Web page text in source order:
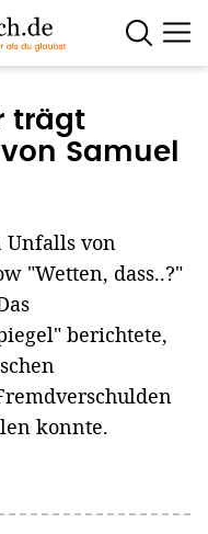
trägt
Samuel
Unfalls von
"Wetten, dass..?"
berichtete,
konnte.